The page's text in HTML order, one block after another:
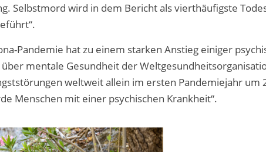
Selbstmord wird in dem Bericht als vierthäufigste
Pandemie hat zu einem starken Anstieg einiger
mentale Gesundheit der
weltweit allein im ersten Pandemiejahr um
Menschen mit einer psychischen Krankheit“.